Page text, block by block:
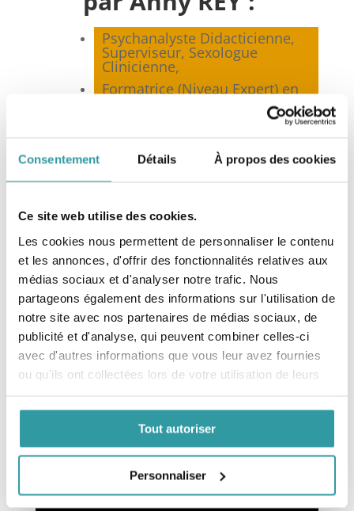
Consentement Détails À propos des cookies
Ce site web utilise des cookies.
Les cookies nous permettent de personnaliser le contenu
et les annonces, d'offrir des fonctionnalités relatives aux
médias sociaux et d'analyser notre trafic. Nous
partageons également des informations sur l'utilisation de
notre site avec nos partenaires de médias sociaux, de
publicité et d'analyse, qui peuvent combiner celles-ci
avec d'autres informations que vous leur avez fournies
ou qu'ils ont collectées lors de votre utilisation de leurs
Tout autoriser
Personnaliser
Psychanalyste Didacticienne,
Superviseur, Sexologue
Clinicienne,
Formatrice (Niveau Expert) en
Nationale de Psychanalyse
(FNP)*, Marseille,
de Psychanalyse
Membre du Syndicat National
des Sexologues Cliniciens
(SNSC), Toulouse,
Membre de la Société
Française de Sexologie
Clinique (SFSC), Paris.
Financement des formations
répertoireDataDock
à partir du 15/05/2019 sous le
numéro
0064234.